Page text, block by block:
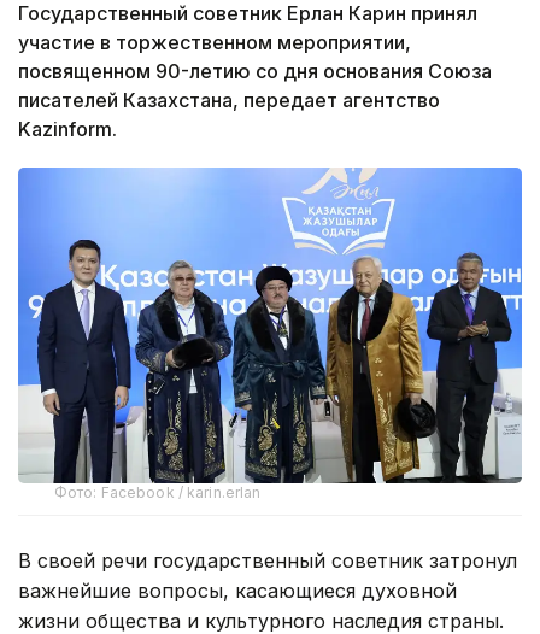
Государственный советник Ерлан Карин принял
участие в торжественном мероприятии,
посвященном 90-летию со дня основания Союза
писателей Казахстана, передает агентство
Kazinform.
Фото: Facebook / karin.erlan
В своей речи государственный советник затронул
важнейшие вопросы, касающиеся духовной
жизни общества и культурного наследия страны.